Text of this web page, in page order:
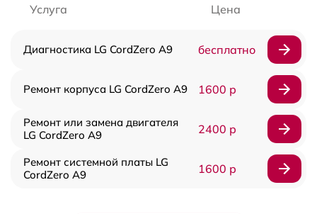
Услуга Цена
Диагностика LG CordZero A9 бесплатно
Ремонт корпуса LG CordZero A9 1600 р
Ремонт или замена двигателя
LG CordZero A9
2400 р
Ремонт системной платы LG
CordZero A9
1600 р